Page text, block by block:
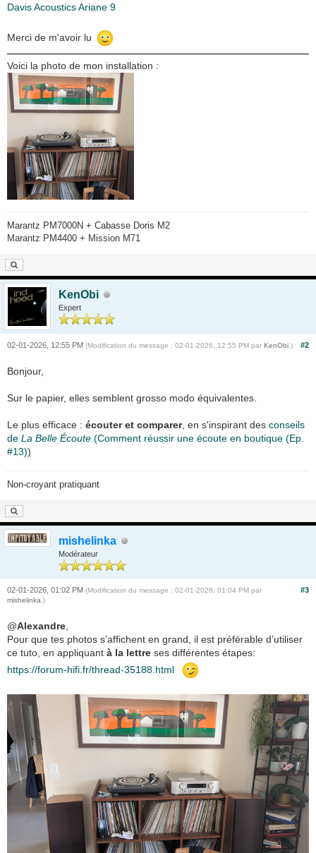
Davis Acoustics Ariane 9
Merci de m'avoir lu
Voici la photo de mon installation :
Marantz PM7000N + Cabasse Doris M2
Marantz PM4400 + Mission M71
KenObi
Expert
#2
02-01-2026, 12:55 PM (Modification du message : 02-01-2026, 12:55 PM par KenObi .)
Bonjour,
Sur le papier, elles semblent grosso modo équivalentes.
Le plus efficace : écouter et comparer, en s'inspirant des conseils
de La Belle Écoute (Comment réussir une écoute en boutique (Ep.
#13))
Non-croyant pratiquant
mishelinka
Modérateur
#3
02-01-2026, 01:02 PM (Modification du message : 02-01-2026, 01:04 PM par
mishelinka .)
@Alexandre
Pour que tes photos s’affichent en grand, il est préférable d’utiliser
ce tuto, en appliquant à la lettre ses différentes étapes:
https://forum-hifi.fr/thread-35188.html